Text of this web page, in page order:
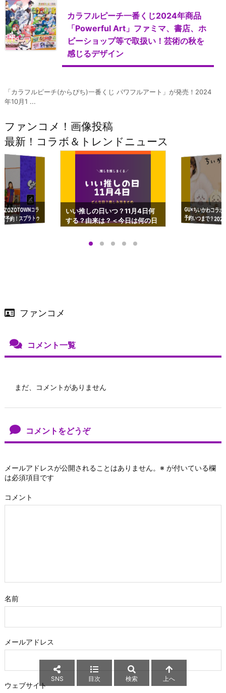
カラフルピーチ一番くじ2024年商品
「Powerful Art」ファミマ、書店、ホ
ビーショップ等で取扱い！芸術の秋を
感じるデザイン
「カラフルピーチ(からぴち)一番くじ パワフルアート」が発売！2024
年10月1 ...
ファンコメ！画像投稿
最新！コラボ＆トレンドニュース
コラ
予約！スプラトゥ
ップも渋谷Hz
いい推しの日いつ？11月4日何
する？由来は？＜今日は何の日
GU×ちいかわコラ
予約いつまで？
ーチやショルダー
ファンコメ
コメント一覧
まだ、コメントがありません
コメントをどうぞ
メールアドレスが公開されることはありません。 ※ が付いている欄
は必須項目です
コメント
名前
メールアドレス
ウェブサイト
SNS 目次 検索 上へ